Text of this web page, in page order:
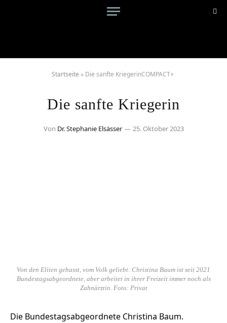
Startseite » Die sanfte KriegerinCOMPACT+
Die sanfte Kriegerin
Von Dr. Stephanie Elsässer 25. Oktober 2023
Von den Eliten gehasst, vom Volk geliebt: Christina Baum ist seit 2021
Bundestagsabgeordnete, aber arbeitet in ihrer Freizeit immer noch als
Zahnärztin. Foto: Privat
Die Bundestagsabgeordnete Christina Baum.